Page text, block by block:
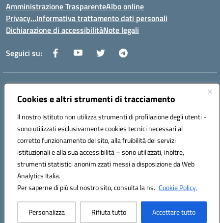
Cookies e altri strumenti di tracciamento
Il nostro Istituto non utilizza strumenti di profilazione degli utenti -
sono utilizzati esclusivamente cookies tecnici necessari al
corretto funzionamento del sito, alla fruibilità dei servizi
istituzionali e alla sua accessibilità – sono utilizzati, inoltre,
strumenti statistici anonimizzati messi a disposizione da Web
Analytics Italia.
Per saperne di più sul nostro sito, consulta la ns. Cookie Policy.
Personalizza Rifiuta tutto Accettare tutto
Amministrazione TrasparenteAlbo online
Privacy…Informativa trattamento dati personali
Dichiarazione di accessibilitàNote legali
Seguici su:
Indirizzo:
Centralino:089 201032 Email:saic88800v@istruzione.it
Codice fiscale: 80028930651
Codice meccanografico:
saic88800v
Codice unico di fatturazione (CUF): UFLEGP
Hosting & Powered by 3D Solution S.r.l.
Concept & Design by Designers Italia